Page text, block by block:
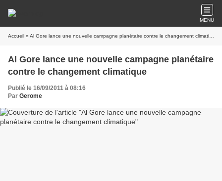
MENU
Accueil » Al Gore lance une nouvelle campagne planétaire contre le changement climatique
Al Gore lance une nouvelle campagne planétaire
contre le changement climatique
Publié le 16/09/2011 à 08:16
Par Gerome